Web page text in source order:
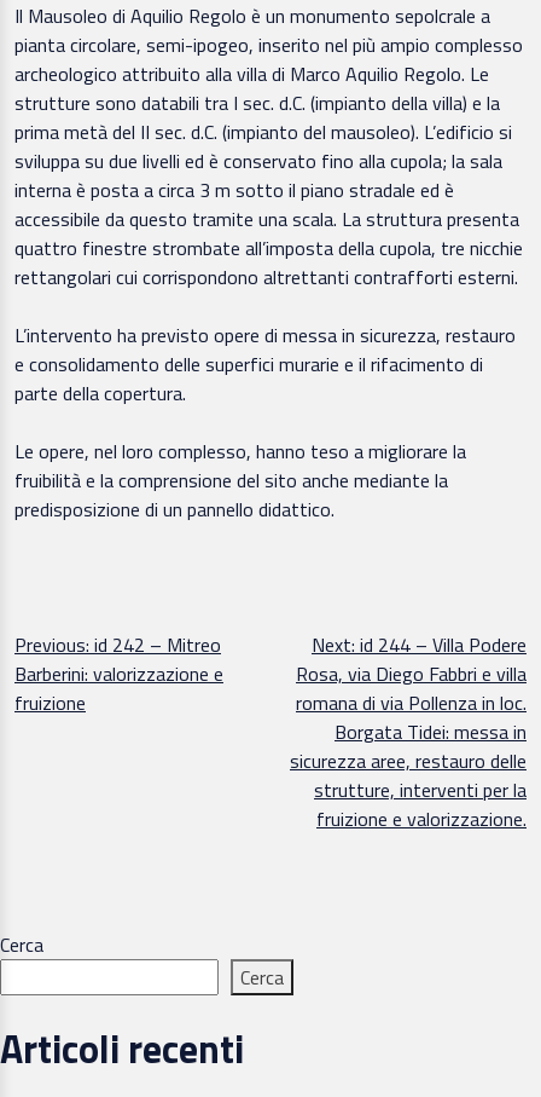
Il Mausoleo di Aquilio Regolo è un monumento sepolcrale a
pianta circolare, semi-ipogeo, inserito nel più ampio complesso
archeologico attribuito alla villa di Marco Aquilio Regolo. Le
strutture sono databili tra I sec. d.C. (impianto della villa) e la
prima metà del II sec. d.C. (impianto del mausoleo). L’edificio si
sviluppa su due livelli ed è conservato fino alla cupola; la sala
interna è posta a circa 3 m sotto il piano stradale ed è
accessibile da questo tramite una scala. La struttura presenta
quattro finestre strombate all’imposta della cupola, tre nicchie
rettangolari cui corrispondono altrettanti contrafforti esterni.
L’intervento ha previsto opere di messa in sicurezza, restauro
e consolidamento delle superfici murarie e il rifacimento di
parte della copertura.
Le opere, nel loro complesso, hanno teso a migliorare la
fruibilità e la comprensione del sito anche mediante la
predisposizione di un pannello didattico.
Navigazione
articoli
Previous: id 242 – Mitreo
Barberini: valorizzazione e
fruizione
Next: id 244 – Villa Podere
Rosa, via Diego Fabbri e villa
romana di via Pollenza in loc.
Borgata Tidei: messa in
sicurezza aree, restauro delle
strutture, interventi per la
fruizione e valorizzazione.
Cerca
Cerca
Articoli recenti